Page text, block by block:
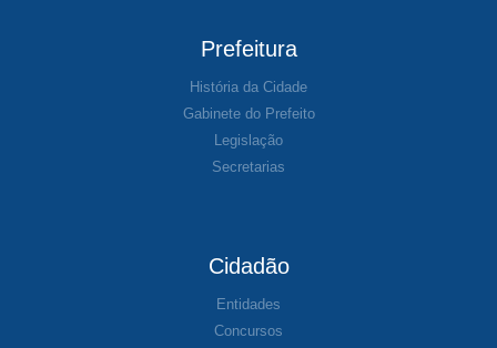
Prefeitura
História da Cidade
Gabinete do Prefeito
Legislação
Secretarias
Cidadão
Entidades
Concursos